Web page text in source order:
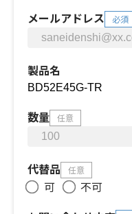
メールアドレス 必須
製品名
数量 任意
代替品 任意
可
不可